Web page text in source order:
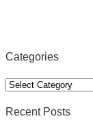
Categories
Categories
Recent Posts